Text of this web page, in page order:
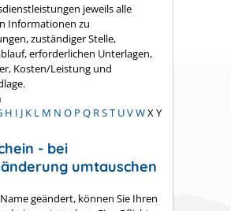
jeweils alle
Informationen zu
zuständiger Stelle,
erforderlichen Unterlagen,
Kosten/Leistung und
H I J K L M N O P Q RST UVWX Y
- bei
umtauschen
geändert, können Sie Ihren